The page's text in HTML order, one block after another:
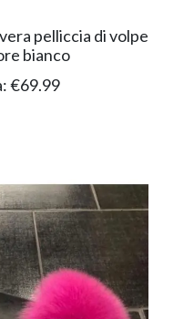
pelliccia di volpe
bianco
€69.99